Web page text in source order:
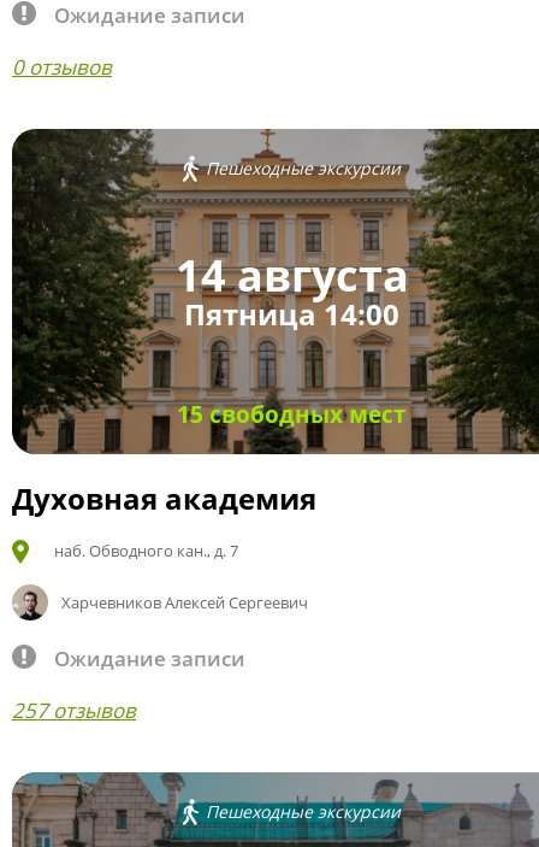
Ожидание записи
0 отзывов
Пешеходные экскурсии
14 августа
Пятница 14:00
15 свободных мест
Духовная академия
наб. Обводного кан., д. 7
Харчевников Алексей Сергеевич
Ожидание записи
257 отзывов
Пешеходные экскурсии